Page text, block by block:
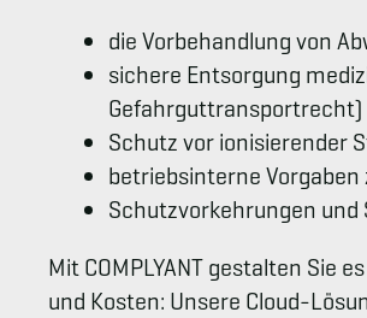
die Vorbehandlung von
sichere Entsorgung
Gefahrguttransportrecht)
Schutz vor ionisierender
betriebsinterne
Schutzvorkehrungen
Mit COMPLYANT gestalten Sie
und Kosten: Unsere Cloud-